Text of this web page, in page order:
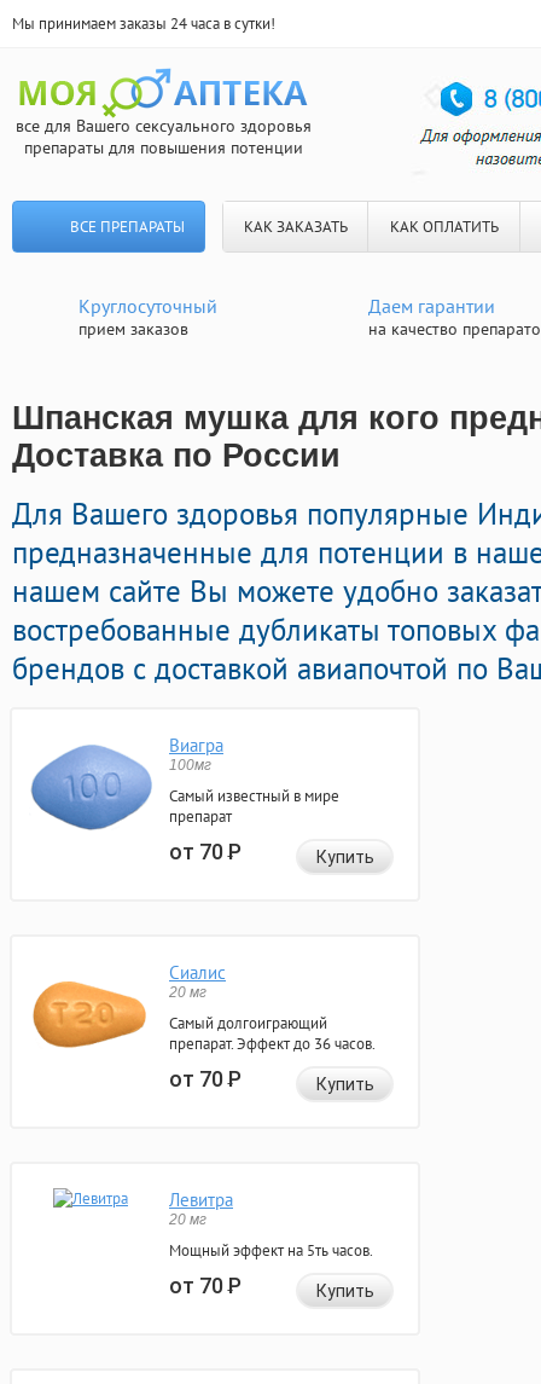
Мы принимаем заказы 24 часа в сутки!
все для Вашего сексуального здоровья
препараты для повышения потенции
ВСЕ ПРЕПАРАТЫ КАК ЗАКАЗАТЬ КАК ОПЛАТИТЬ
Круглосуточный
прием заказов
Даем гарантии
на качество
Шпанская мушка для кого
Доставка по России
Для Вашего здоровья популярные
предназначенные для потенции в
нашем сайте Вы можете удобно
востребованные дубликаты топовых
брендов с доставкой авиапочтой по
Виагра
100мг
Самый известный в мире
препарат
от 70Р Купить
Сиалис
20 мг
Самый долгоиграющий
препарат. Эффект до 36 часов.
от 70Р Купить
Левитра
20 мг
Мощный эффект на 5ть часов.
от 70Р Купить